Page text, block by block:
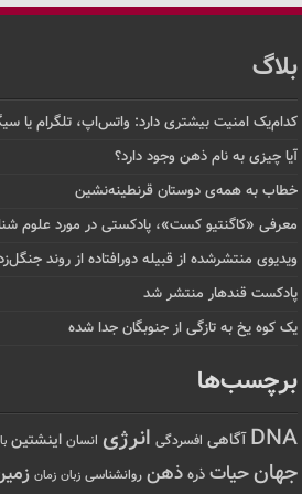
بلاگ
کدام‌یک امنیت بیشتری دارد: واتس‌اپ، تلگرام یا
آیا چیزی به نام ذهن وجود دارد؟
خطاب به همه‌ی دوستان قرنطینه‌نشین
معرفی «کاگنتیو کست»، پادکستی در مورد علوم
ویدیوی منتشرشده از قبیله دورافتاده‌ از روند
پادکست قندهار منتشر شد
یک کوه یخ به تازگی از جنوبگان جدا شده
برچسب‌ها
DNA آگاهی افسردگی انرژی انسان اینشتین
جهانحیات ذره ذهن روانشناسی زبان زمان